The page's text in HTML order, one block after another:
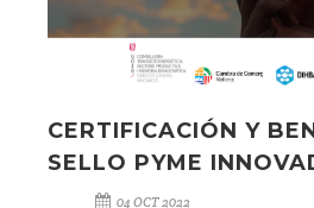
CERTIFICACIÓN Y
SELLO PYME
04 OCT 2022